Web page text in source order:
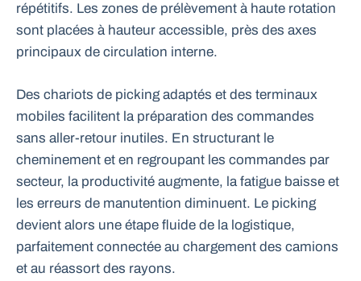
répétitifs. Les zones de prélèvement à haute rotation
sont placées à hauteur accessible, près des axes
principaux de circulation interne.
Des chariots de picking adaptés et des terminaux
mobiles facilitent la préparation des commandes
sans aller-retour inutiles. En structurant le
cheminement et en regroupant les commandes par
secteur, la productivité augmente, la fatigue baisse et
les erreurs de manutention diminuent. Le picking
devient alors une étape fluide de la logistique,
parfaitement connectée au chargement des camions
et au réassort des rayons.